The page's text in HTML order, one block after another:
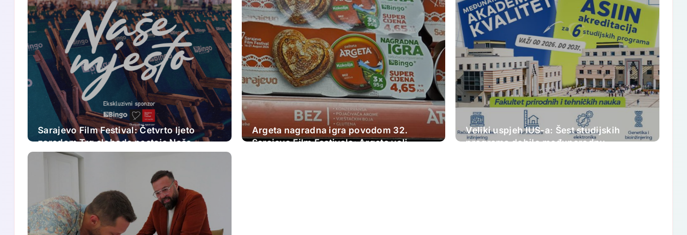
Sarajevo Film Festival: Četvrto ljeto
zaredom Trg slobode postaje Naše
mjesto – Bingo Ljetno kino Tuzla
Argeta nagradna igra povodom 32.
Sarajevo Film Festivala: Argeta voli
Veliki uspjeh IUS-a: Šest studijskih
programa dobilo međunarodnu